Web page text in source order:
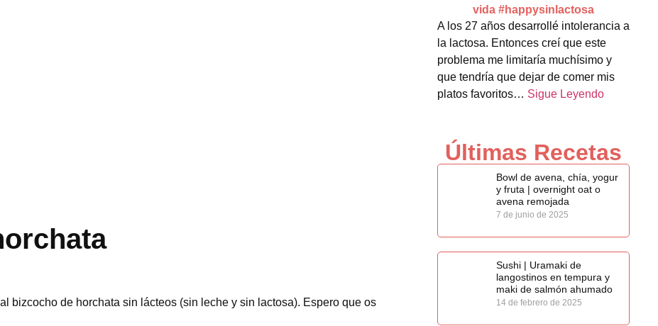
bizcocho de horchata sin lácteos (sin leche y sin lactosa). Espero que os
vida #happysinlactosa
A los 27 años desarrollé intolerancia a
la lactosa. Entonces creí que este
problema me limitaría muchísimo y
que tendría que dejar de comer mis
platos favoritos… Sigue Leyendo
Últimas Recetas
Bowl de avena, chía, yogur
y fruta | overnight oat o
avena remojada
7 de junio de 2025
Sushi | Uramaki de
langostinos en tempura y
maki de salmón ahumado
14 de febrero de 2025